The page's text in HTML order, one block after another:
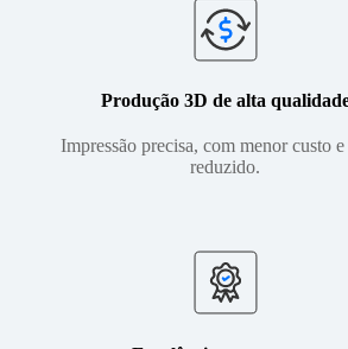
Produção 3D de alta
Impressão precisa, com menor custo
reduzido.